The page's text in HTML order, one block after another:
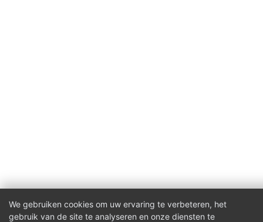
We gebruiken cookies om uw ervaring te verbeteren, het
gebruik van de site te analyseren en onze diensten te